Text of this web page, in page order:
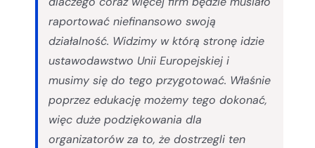
raportować niefinansowo swoją
działalność. Widzimy w którą stronę idzie
ustawodawstwo Unii Europejskiej i
musimy się do tego przygotować. Właśnie
poprzez edukację możemy tego dokonać,
więc duże podziękowania dla
organizatorów za to, że dostrzegli ten